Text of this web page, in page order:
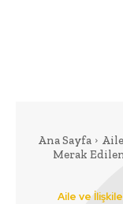
Ana Sayfa
Merak
Aile ve